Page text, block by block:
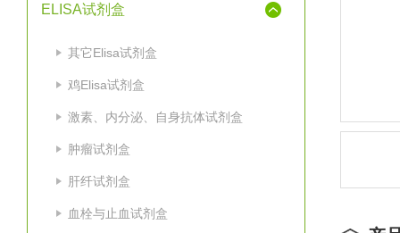
ELISA试剂盒
其它Elisa试剂盒
鸡Elisa试剂盒
激素、内分泌、自身抗体试剂盒
肿瘤试剂盒
肝纤试剂盒
血栓与止血试剂盒